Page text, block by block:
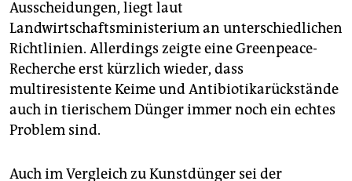
Ausscheidungen, liegt laut
Landwirtschaftsministerium an unterschiedlichen
Richtlinien. Allerdings zeigte eine Greenpeace-
Recherche erst kürzlich wieder, dass
multiresistente Keime und Antibiotikarückstände
auch in tierischem Dünger immer noch ein echtes
Problem sind.
Auch im Vergleich zu Kunstdünger sei der